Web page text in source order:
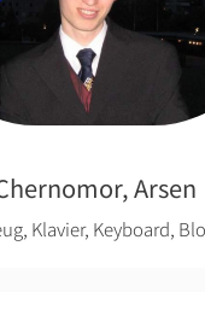
Arsen
Klavier, Keyboard,